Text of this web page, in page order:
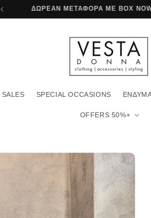
ΔΩΡΕΑΝ ΜΕΤΑΦΟΡΙΚΑ ΜΕ
SALES SPECIAL OCCASIONS
OFFERS 50%+